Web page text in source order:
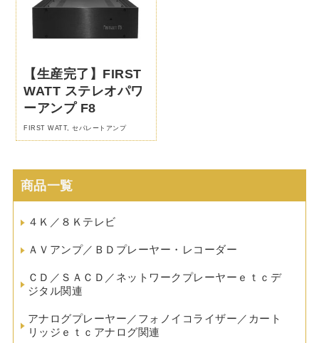
【生産完了】FIRST
WATT ステレオパワ
ーアンプ F8
FIRST WATT,セパレートアンプ
商品一覧
４Ｋ／８Ｋテレビ
ＡＶアンプ／ＢＤプレーヤー・レコーダー
ＣＤ／ＳＡＣＤ／ネットワークプレーヤーｅｔｃデ
ジタル関連
アナログプレーヤー／フォノイコライザー／カート
リッジｅｔｃアナログ関連